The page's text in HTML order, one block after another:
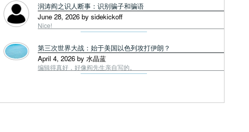
润涛阎之识人断事：识别骗子和骗语
June 28, 2026 by sidekickoff
Nice!
第三次世界大战：始于美国以色列攻打伊朗？
April 4, 2026 by 水晶蓝
编辑得真好，好像阎先生亲自写的。